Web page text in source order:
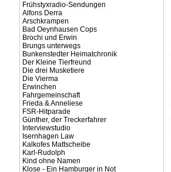
Frühstyxradio-Sendungen
Alfons Derra
Arschkrampen
Bad Oeynhausen Cops
Brochi und Erwin
Brungs unterwegs
Bunkenstedter Heimatchronik
Der Kleine Tierfreund
Die drei Musketiere
Die Vierma
Erwinchen
Fahrgemeinschaft
Frieda & Anneliese
FSR-Hitparade
Günther, der Treckerfahrer
Interviewstudio
Isernhagen Law
Kalkofes Mattscheibe
Karl-Rudolph
Kind ohne Namen
Klose - Ein Hamburger in Not